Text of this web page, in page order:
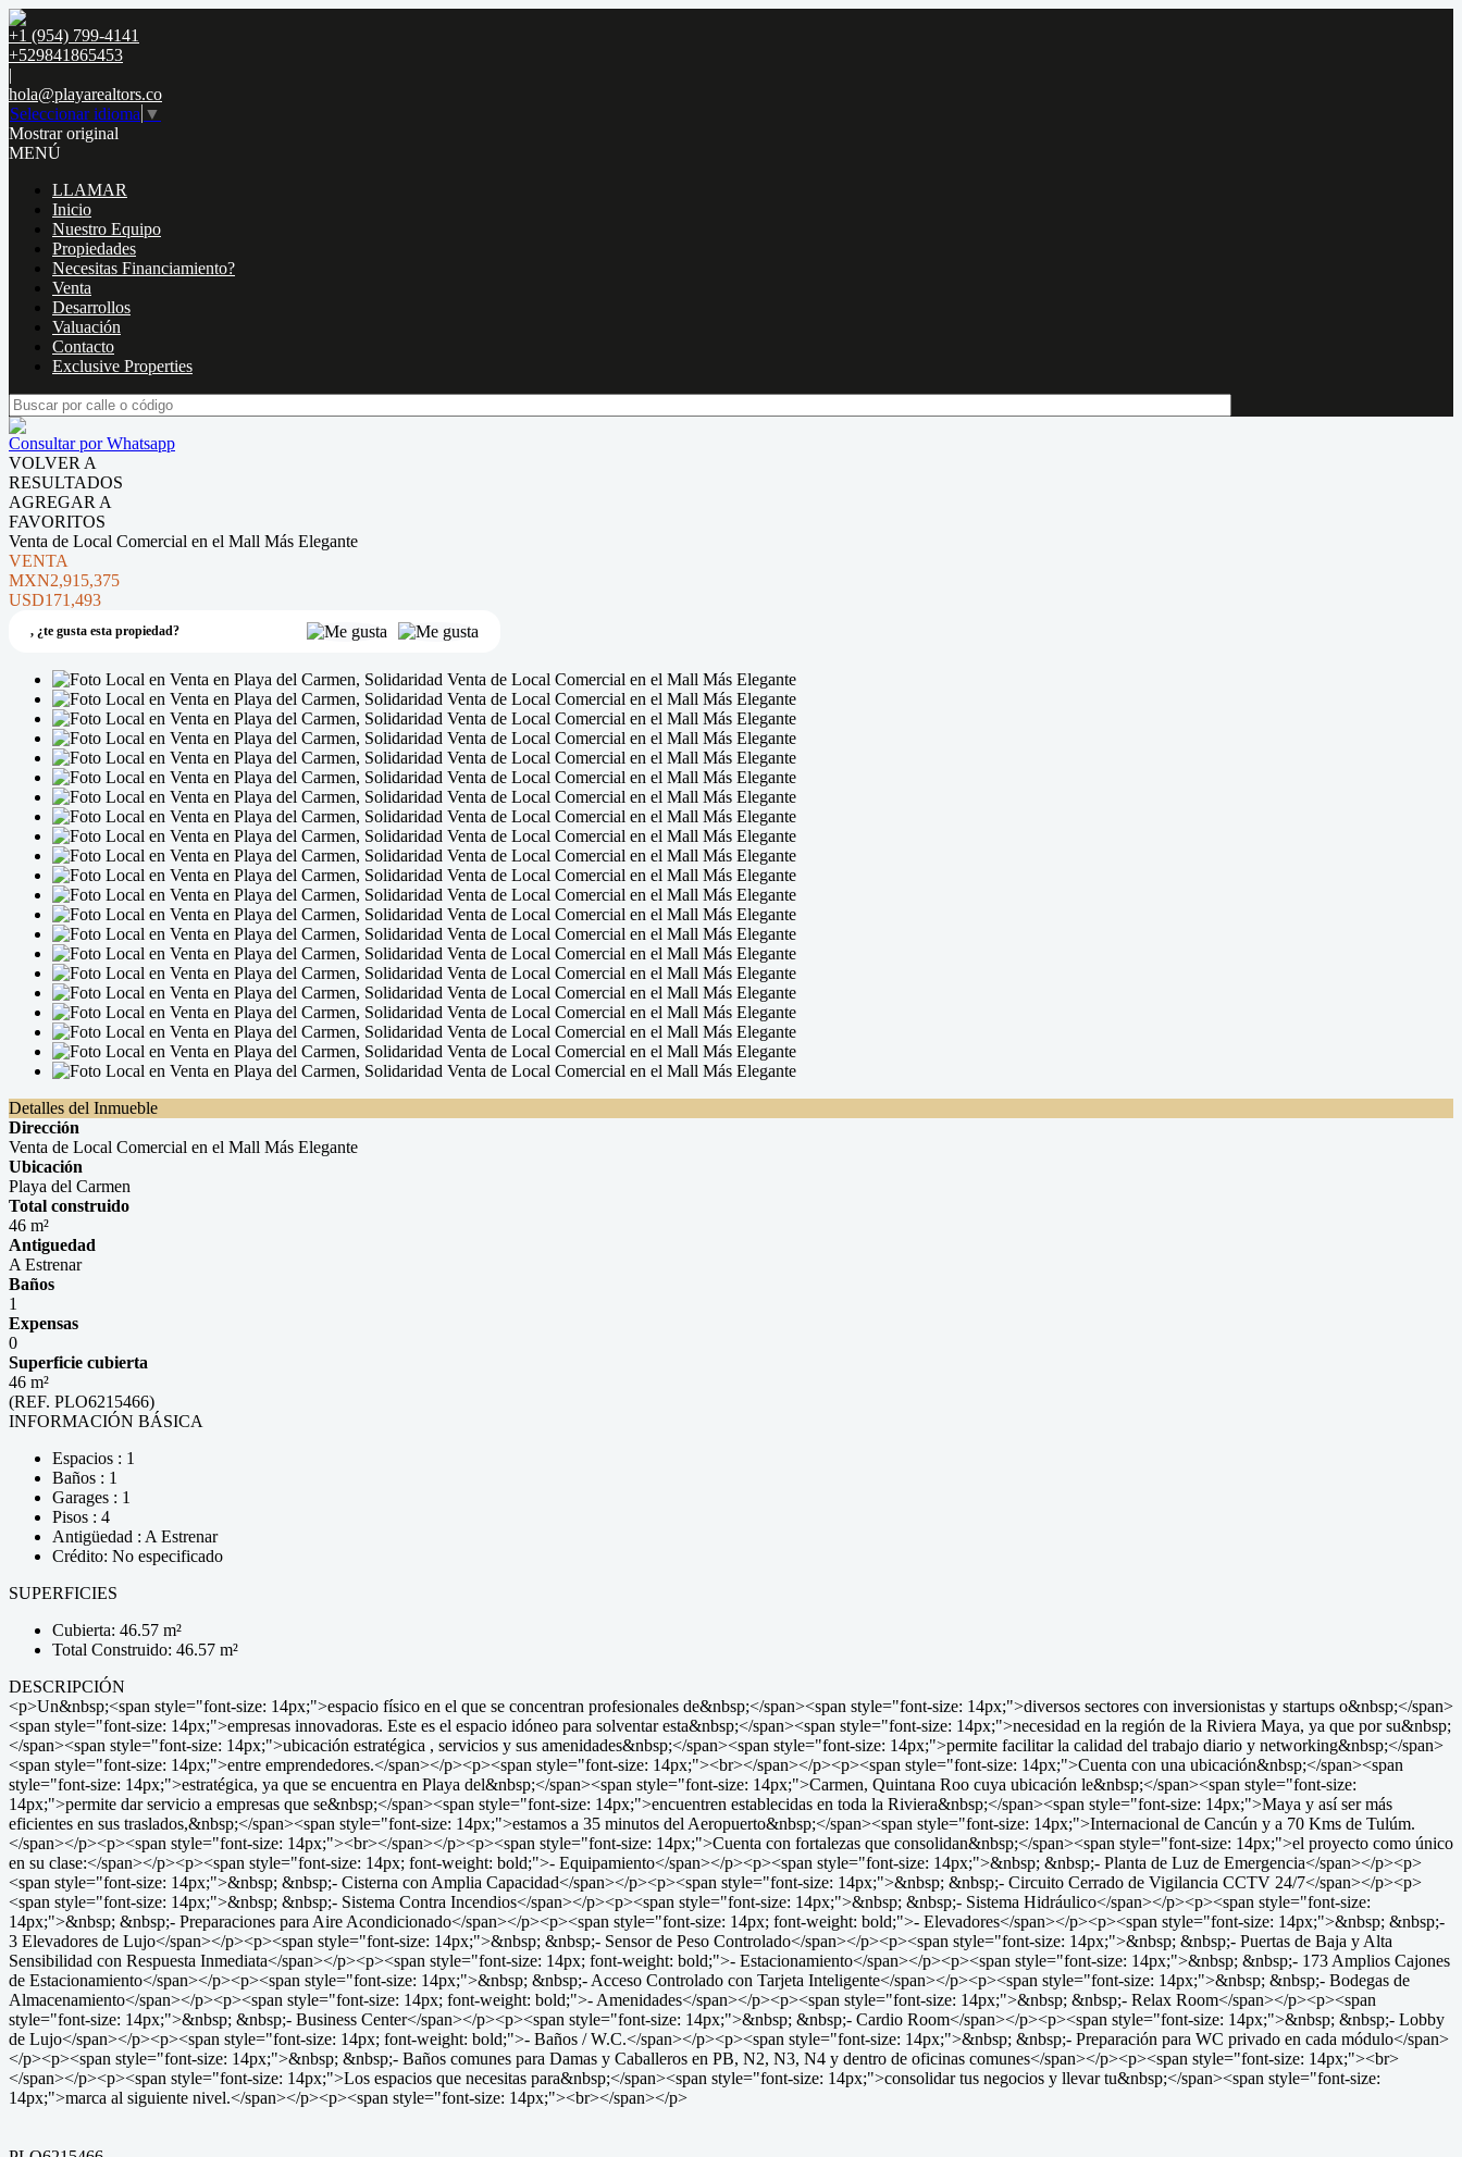
+1 (954) 799-4141
+529841865453
|
hola@playarealtors.co
Seleccionar idioma ▼
Mostrar original
MENÚ
LLAMAR
Inicio
Nuestro Equipo
Propiedades
Necesitas Financiamiento?
Venta
Desarrollos
Valuación
Contacto
Exclusive Properties
Consultar por Whatsapp
VOLVER A
RESULTADOS
AGREGAR A
FAVORITOS
Venta de Local Comercial en el Mall Más Elegante
VENTA
MXN2,915,375
USD171,493
, ¿te gusta esta propiedad?
Detalles del Inmueble
Dirección
Venta de Local Comercial en el Mall Más Elegante
Ubicación
Playa del Carmen
Total construido
46 m²
Antiguedad
A Estrenar
Baños
1
Expensas
0
Superficie cubierta
46 m²
(REF. PLO6215466)
INFORMACIÓN BÁSICA
Espacios : 1
Baños : 1
Garages : 1
Pisos : 4
Antigüedad : A Estrenar
Crédito: No especificado
SUPERFICIES
Cubierta: 46.57 m²
Total Construido: 46.57 m²
DESCRIPCIÓN
<p>Un&nbsp;<span style="font-size: 14px;">espacio físico en el que se concentran profesionales de&nbsp;</span><span style="font-size: 14px;">diversos sectores con inversionistas y startups o&nbsp;</span>
<span style="font-size: 14px;">empresas innovadoras. Este es el espacio idóneo para solventar esta&nbsp;</span><span style="font-size: 14px;">necesidad en la región de la Riviera Maya, ya que por su&nbsp;
</span><span style="font-size: 14px;">ubicación estratégica , servicios y sus amenidades&nbsp;</span><span style="font-size: 14px;">permite facilitar la calidad del trabajo diario y networking&nbsp;</span>
<span style="font-size: 14px;">entre emprendedores.</span></p><p><span style="font-size: 14px;"><br></span></p><p><span style="font-size: 14px;">Cuenta con una ubicación&nbsp;</span><span
style="font-size: 14px;">estratégica, ya que se encuentra en Playa del&nbsp;</span><span style="font-size: 14px;">Carmen, Quintana Roo cuya ubicación le&nbsp;</span><span style="font-size:
14px;">permite dar servicio a empresas que se&nbsp;</span><span style="font-size: 14px;">encuentren establecidas en toda la Riviera&nbsp;</span><span style="font-size: 14px;">Maya y así ser más
eficientes en sus traslados,&nbsp;</span><span style="font-size: 14px;">estamos a 35 minutos del Aeropuerto&nbsp;</span><span style="font-size: 14px;">Internacional de Cancún y a 70 Kms de Tulúm.
</span></p><p><span style="font-size: 14px;"><br></span></p><p><span style="font-size: 14px;">Cuenta con fortalezas que consolidan&nbsp;</span><span style="font-size: 14px;">el proyecto como único
en su clase:</span></p><p><span style="font-size: 14px; font-weight: bold;">- Equipamiento</span></p><p><span style="font-size: 14px;">&nbsp; &nbsp;- Planta de Luz de Emergencia</span></p><p>
<span style="font-size: 14px;">&nbsp; &nbsp;- Cisterna con Amplia Capacidad</span></p><p><span style="font-size: 14px;">&nbsp; &nbsp;- Circuito Cerrado de Vigilancia CCTV 24/7</span></p><p>
<span style="font-size: 14px;">&nbsp; &nbsp;- Sistema Contra Incendios</span></p><p><span style="font-size: 14px;">&nbsp; &nbsp;- Sistema Hidráulico</span></p><p><span style="font-size:
14px;">&nbsp; &nbsp;- Preparaciones para Aire Acondicionado</span></p><p><span style="font-size: 14px; font-weight: bold;">- Elevadores</span></p><p><span style="font-size: 14px;">&nbsp; &nbsp;-
3 Elevadores de Lujo</span></p><p><span style="font-size: 14px;">&nbsp; &nbsp;- Sensor de Peso Controlado</span></p><p><span style="font-size: 14px;">&nbsp; &nbsp;- Puertas de Baja y Alta
Sensibilidad con Respuesta Inmediata</span></p><p><span style="font-size: 14px; font-weight: bold;">- Estacionamiento</span></p><p><span style="font-size: 14px;">&nbsp; &nbsp;- 173 Amplios Cajones
de Estacionamiento</span></p><p><span style="font-size: 14px;">&nbsp; &nbsp;- Acceso Controlado con Tarjeta Inteligente</span></p><p><span style="font-size: 14px;">&nbsp; &nbsp;- Bodegas de
Almacenamiento</span></p><p><span style="font-size: 14px; font-weight: bold;">- Amenidades</span></p><p><span style="font-size: 14px;">&nbsp; &nbsp;- Relax Room</span></p><p><span
style="font-size: 14px;">&nbsp; &nbsp;- Business Center</span></p><p><span style="font-size: 14px;">&nbsp; &nbsp;- Cardio Room</span></p><p><span style="font-size: 14px;">&nbsp; &nbsp;- Lobby
de Lujo</span></p><p><span style="font-size: 14px; font-weight: bold;">- Baños / W.C.</span></p><p><span style="font-size: 14px;">&nbsp; &nbsp;- Preparación para WC privado en cada módulo</span>
</p><p><span style="font-size: 14px;">&nbsp; &nbsp;- Baños comunes para Damas y Caballeros en PB, N2, N3, N4 y dentro de oficinas comunes</span></p><p><span style="font-size: 14px;"><br>
</span></p><p><span style="font-size: 14px;">Los espacios que necesitas para&nbsp;</span><span style="font-size: 14px;">consolidar tus negocios y llevar tu&nbsp;</span><span style="font-size:
14px;">marca al siguiente nivel.</span></p><p><span style="font-size: 14px;"><br></span></p>